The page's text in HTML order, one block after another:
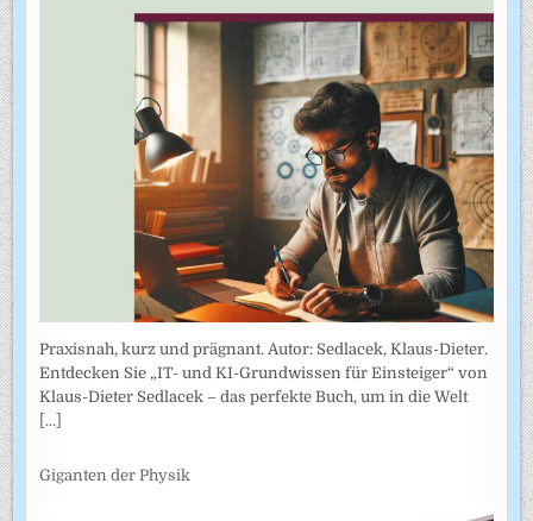
Praxisnah, kurz und prägnant. Autor: Sedlacek, Klaus-Dieter.
Entdecken Sie „IT- und KI-Grundwissen für Einsteiger“ von
Klaus-Dieter Sedlacek – das perfekte Buch, um in die Welt
[...]
Giganten der Physik